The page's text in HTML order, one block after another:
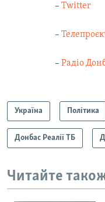
– Twitter
–
– Радіо
Україна Політика
Донбас Реалії ТБ
Читайте